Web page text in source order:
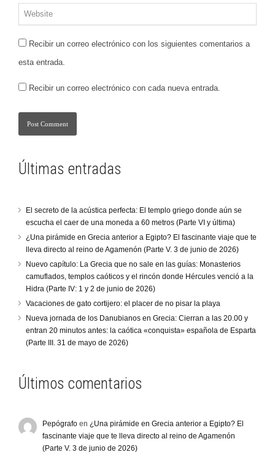
Recibir un correo electrónico con los siguientes comentarios a
esta entrada.
Recibir un correo electrónico con cada nueva entrada.
Últimas entradas
El secreto de la acústica perfecta: El templo griego donde aún se
escucha el caer de una moneda a 60 metros (Parte VI y última)
¿Una pirámide en Grecia anterior a Egipto? El fascinante viaje que te
lleva directo al reino de Agamenón (Parte V. 3 de junio de 2026)
Nuevo capítulo: La Grecia que no sale en las guías: Monasterios
camuflados, templos caóticos y el rincón donde Hércules venció a la
Hidra (Parte IV: 1 y 2 de junio de 2026)
Vacaciones de gato cortijero: el placer de no pisar la playa
Nueva jornada de los Danubianos en Grecia: Cierran a las 20.00 y
entran 20 minutos antes: la caótica «conquista» española de Esparta
(Parte III. 31 de mayo de 2026)
Últimos comentarios
Pepógrafo en ¿Una pirámide en Grecia anterior a Egipto? El
fascinante viaje que te lleva directo al reino de Agamenón
(Parte V. 3 de junio de 2026)